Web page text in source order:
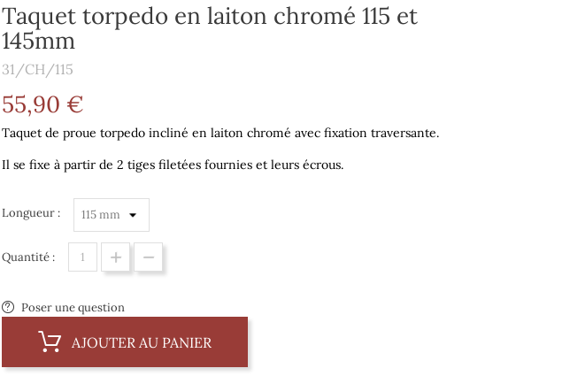
Taquet torpedo en laiton chromé 115 et
145mm
31/CH/115
55,90 €
Taquet de proue torpedo incliné en laiton chromé avec fixation traversante.
Il se fixe à partir de 2 tiges filetées fournies et leurs écrous.
Longueur :
Quantité :
Poser une question
AJOUTER AU PANIER